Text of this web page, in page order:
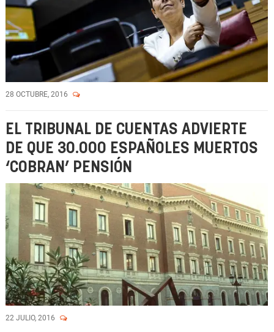
28 OCTUBRE, 2016
EL TRIBUNAL DE CUENTAS ADVIERTE
DE QUE 30.000 ESPAÑOLES MUERTOS
‘COBRAN’ PENSIÓN
22 JULIO, 2016